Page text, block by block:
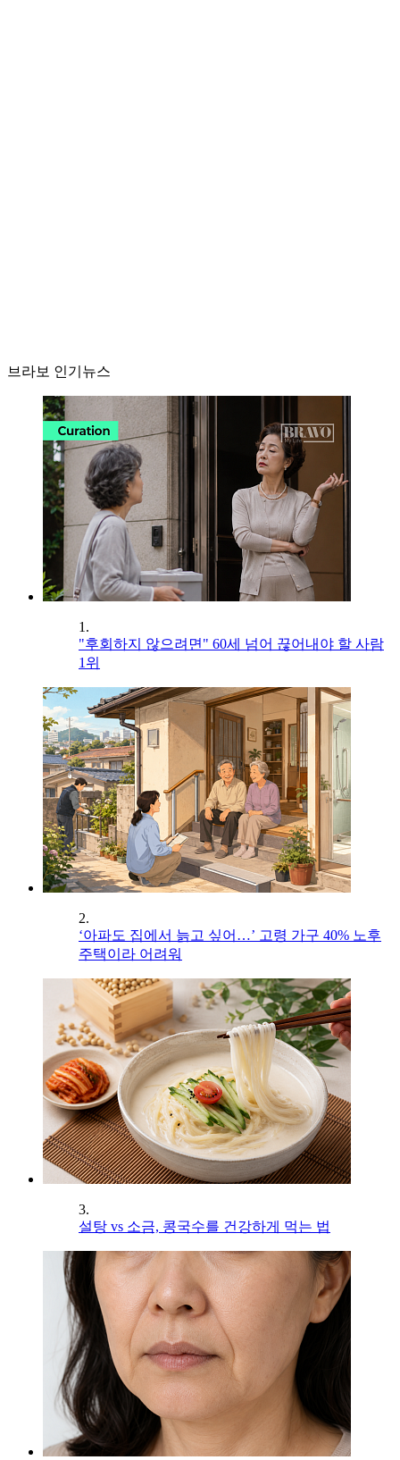
브라보 인기뉴스
1.
"후회하지 않으려면" 60세 넘어 끊어내야 할 사람
1위
2.
‘아파도 집에서 늙고 싶어…’ 고령 가구 40% 노후
주택이라 어려워
3.
설탕 vs 소금, 콩국수를 건강하게 먹는 법